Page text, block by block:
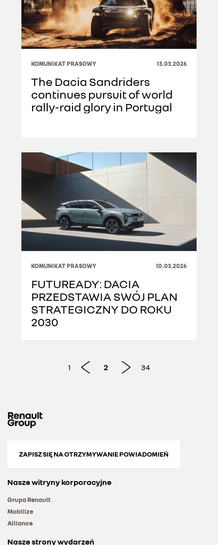
KOMUNIKAT PRASOWY 13.03.2026
The Dacia Sandriders
continues pursuit of world
rally-raid glory in Portugal
KOMUNIKAT PRASOWY 10.03.2026
FUTUREADY: DACIA
PRZEDSTAWIA SWÓJ PLAN
STRATEGICZNY DO ROKU
2030
1 2 34
ZAPISZ SIĘ NA OTRZYMYWANIE POWIADOMIEŃ
Nasze witryny korporacyjne
Grupa Renault
Mobilize
Alliance
Nasze strony wydarzeń